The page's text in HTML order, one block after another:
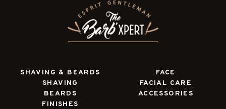
SHAVING & BEARDS
SHAVING
BEARDS
FINISHES
FACE
FACIAL CARE
ACCESSORIES